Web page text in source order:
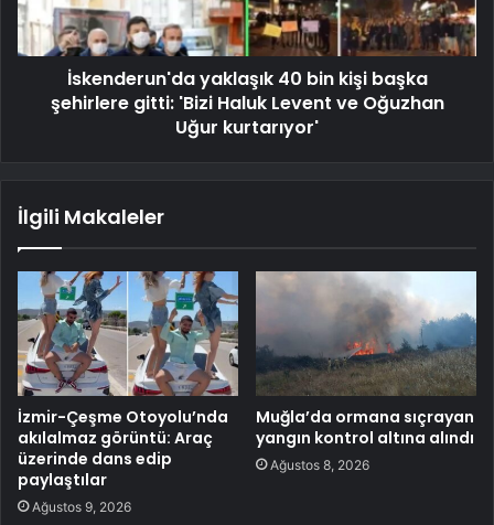
İskenderun'da yaklaşık 40 bin kişi başka
şehirlere gitti: 'Bizi Haluk Levent ve Oğuzhan
Uğur kurtarıyor'
İlgili Makaleler
İzmir-Çeşme Otoyolu’nda
akılalmaz görüntü: Araç
üzerinde dans edip
paylaştılar
Ağustos 9, 2026
Muğla’da ormana sıçrayan
yangın kontrol altına alındı
Ağustos 8, 2026